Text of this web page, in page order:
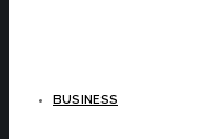
BUSINESS